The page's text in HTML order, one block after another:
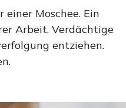
Moschee. Ein
Arbeit. Verdächtige
entziehen.